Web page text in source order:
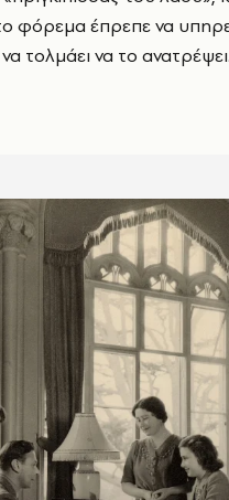
φόρεμα έπρεπε να
τολμάει να το ανατρέψει.